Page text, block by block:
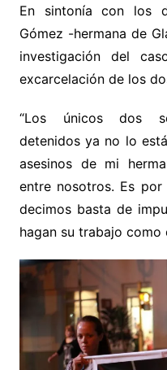
En sintonía con los
Gómez -hermana de
investigación del
excarcelación de los
“Los únicos dos
detenidos ya no lo
asesinos de mi
entre nosotros. Es
decimos basta de
hagan su trabajo como